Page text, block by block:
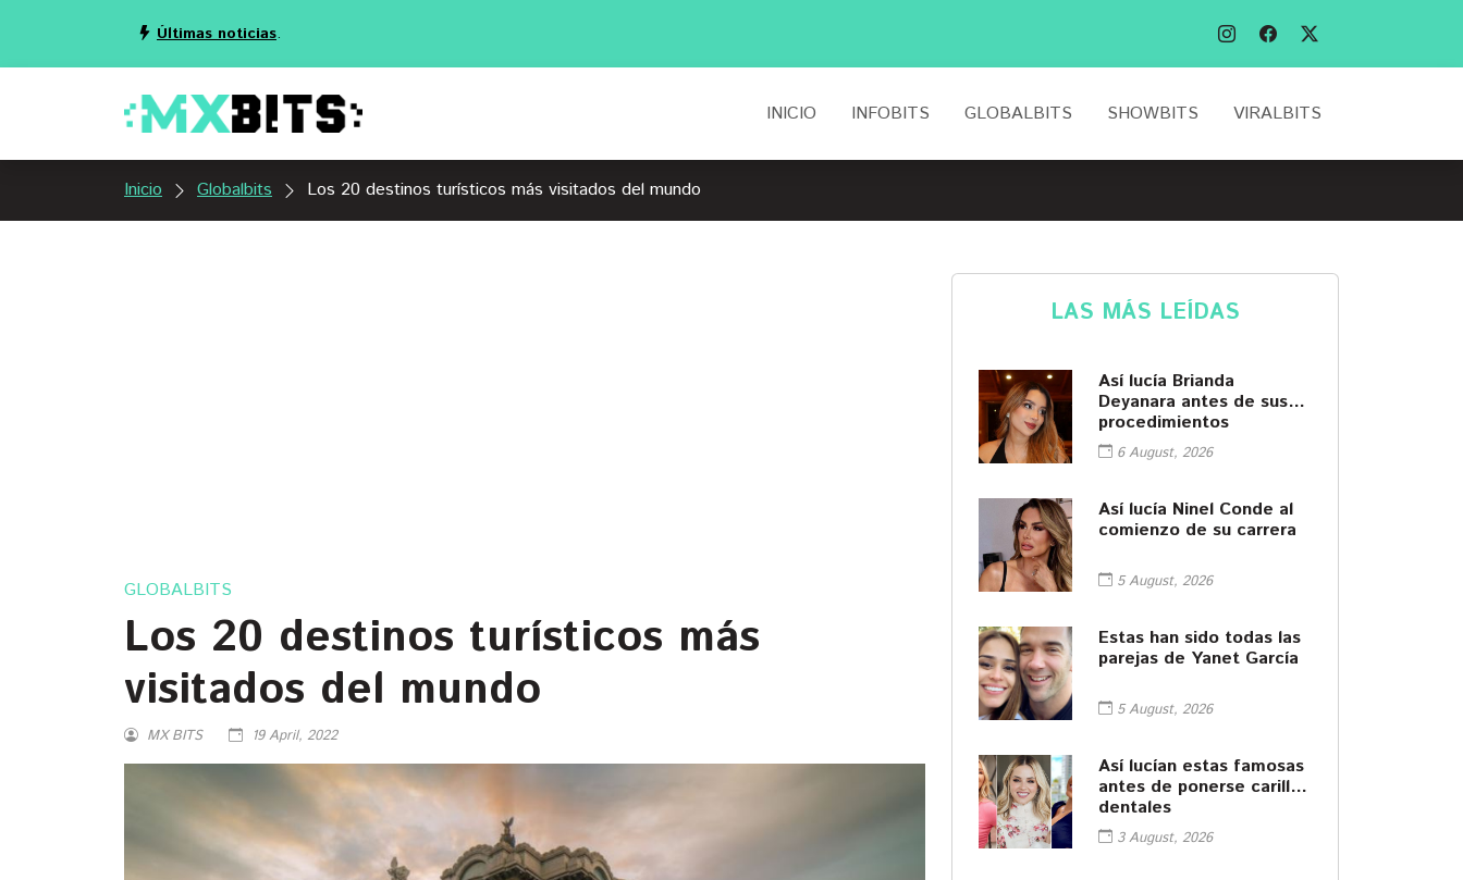
Últimas noticias.
INICIO INFOBITS GLOBALBITS SHOWBITS VIRALBITS
Inicio Globalbits Los 20 destinos turísticos más visitados del mundo
GLOBALBITS
Los 20 destinos turísticos más
visitados del mundo
MX BITS 19 April, 2022
LAS MÁS LEÍDAS
Así lucía Brianda
Deyanara antes de sus
procedimientos
cosméticos
6 August, 2026
Así lucía Ninel Conde al
comienzo de su carrera
5 August, 2026
Estas han sido todas las
parejas de Yanet García
5 August, 2026
Así lucían estas famosas
antes de ponerse carillas
dentales
3 August, 2026